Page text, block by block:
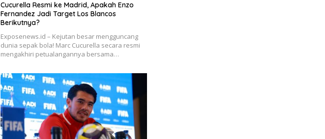
Cucurella Resmi ke Madrid, Apakah Enzo
Fernandez Jadi Target Los Blancos
Berikutnya?
Exposenews.id – Kejutan besar mengguncang
dunia sepak bola! Marc Cucurella secara resmi
mengakhiri petualangannya bersama…